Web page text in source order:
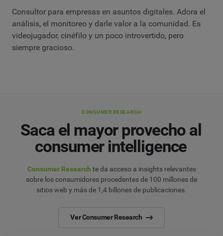
Consultor para empresas en asuntos digitales. Adora el
análisis, el monitoreo y darle valor a la comunidad. Es
videojugador, cinéfilo y un poco introvertido, pero
siempre gracioso.
CONSUMER RESEARCH
Saca el mayor provecho al
consumer intelligence
Consumer Research te da acceso a insights relevantes
sobre los consumidores procedentes de 100 millones de
sitios web y más de 1,4 billones de publicaciones.
Ver Consumer Research